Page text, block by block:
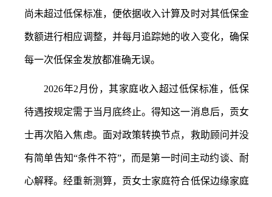
尚未超过低保标准，便依据收入计算及时对其低保金
数额进行相应调整，并每月追踪她的收入变化，确保
每一次低保金发放都准确无误。
2026年2月份，其家庭收入超过低保标准，低保
待遇按规定需于当月底终止。得知这一消息后，贡女
士再次陷入焦虑。面对政策转换节点，救助顾问并没
有简单告知“条件不符”，而是第一时间主动约谈、耐
心解释。经重新测算，贡女士家庭符合低保边缘家庭